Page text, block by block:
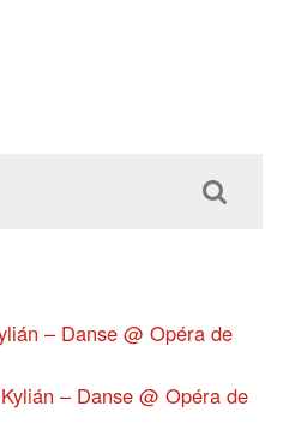
– Danse @ Opéra de
– Danse @ Opéra de